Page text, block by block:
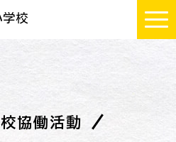
学校
協働活動